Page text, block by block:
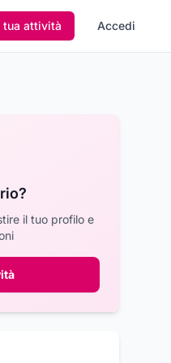
tua attività Accedi
il tuo profilo e